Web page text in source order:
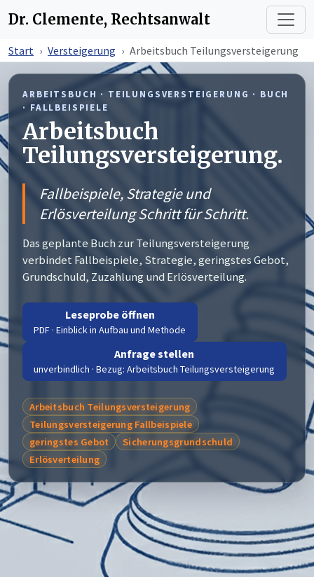
Dr. Clemente, Rechtsanwalt
Start Versteigerung Arbeitsbuch Teilungsversteigerung
ARBEITSBUCH · TEILUNGSVERSTEIGERUNG · BUCH
· FALLBEISPIELE
Arbeitsbuch
Teilungsversteigerung.
Fallbeispiele, Strategie und
Erlösverteilung Schritt für Schritt.
Das geplante Buch zur Teilungsversteigerung
verbindet Fallbeispiele, Strategie, geringstes Gebot,
Grundschuld, Zuzahlung und Erlösverteilung.
Leseprobe öffnen
PDF · Einblick in Aufbau und Methode
Anfrage stellen
unverbindlich · Bezug: Arbeitsbuch Teilungsversteigerung
Arbeitsbuch Teilungsversteigerung
Teilungsversteigerung Fallbeispiele
geringstes Gebot
Sicherungsgrundschuld
Erlösverteilung